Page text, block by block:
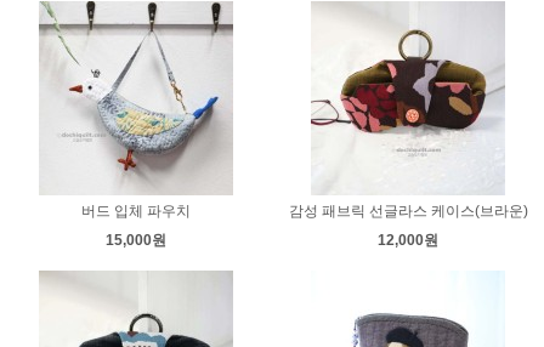
버드 입체 파우치
15,000원
감성 패브릭 선글라스 케이스(브라운)
12,000원